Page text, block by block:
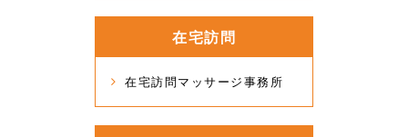
在宅訪問
在宅訪問マッサージ事務所